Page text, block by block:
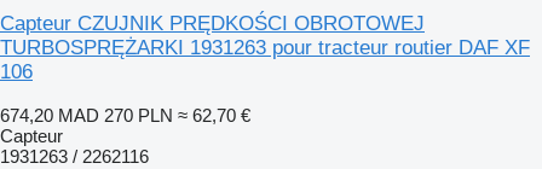
Capteur CZUJNIK PRĘDKOŚCI OBROTOWEJ
TURBOSPRĘŻARKI 1931263 pour tracteur routier DAF XF
106
674,20 MAD 270 PLN ≈ 62,70 €
Capteur
1931263 / 2262116